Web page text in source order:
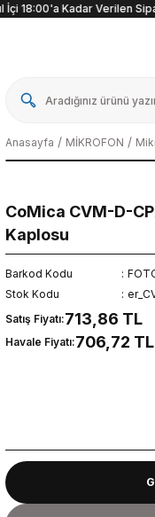
18:00'a Kadar Verilen
Anasayfa MİKROFON
CoMica CVM-D-
Kaplosu
Barkod Kodu
Stok Kodu
Satış Fiyatı:713,86 TL
Havale Fiyatı:706,72 TL